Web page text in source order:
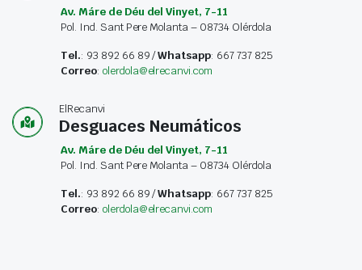
Av. Máre de Déu del Vinyet, 7-11
Pol. Ind. Sant Pere Molanta – 08734 Olérdola
Tel.: 93 892 66 89 /Whatsapp: 667 737 825
Correo: olerdola@elrecanvi.com
ElRecanvi
Desguaces Neumáticos
Av. Máre de Déu del Vinyet, 7-11
Pol. Ind. Sant Pere Molanta – 08734 Olérdola
Tel.: 93 892 66 89 /Whatsapp: 667 737 825
Correo: olerdola@elrecanvi.com